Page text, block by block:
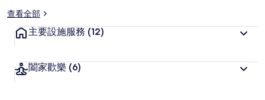
查看全部
主要設施服務 (12)
闔家歡樂 (6)